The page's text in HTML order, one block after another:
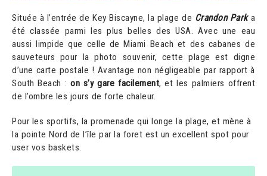
Située à l’entrée de Key Biscayne, la plage de Crandon Parka
été classée parmi les plus belles des USA. Avec une eau
aussi limpide que celle de Miami Beach et des cabanes de
sauveteurs pour la photo souvenir, cette plage est digne
d’une carte postale ! Avantage non négligeable par rapport à
South Beach :on s’y gare facilement, et les palmiers offrent
de l’ombre les jours de forte chaleur.
Pour les sportifs, la promenade qui longe la plage, et mène à
la pointe Nord de l’île par la foret est un excellent spot pour
user vos baskets.